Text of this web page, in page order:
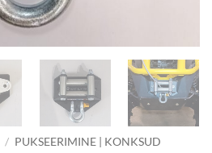
/ PUKSEERIMINE | KONKSUD